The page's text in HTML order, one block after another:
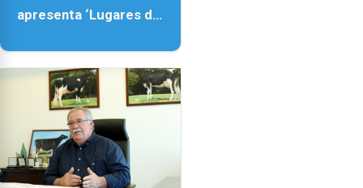
apresenta ‘Lugares da